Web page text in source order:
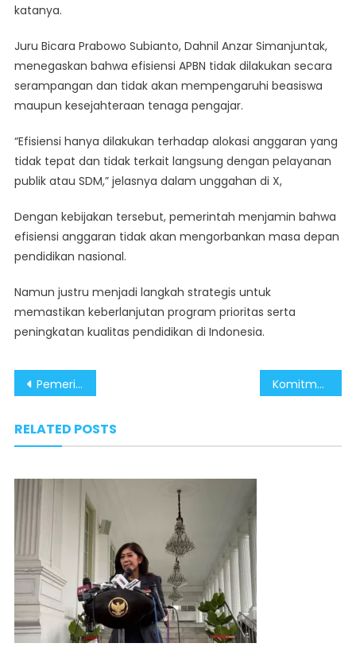
katanya.
Juru Bicara Prabowo Subianto, Dahnil Anzar Simanjuntak,
menegaskan bahwa efisiensi APBN tidak dilakukan secara
serampangan dan tidak akan mempengaruhi beasiswa
maupun kesejahteraan tenaga pengajar.
“Efisiensi hanya dilakukan terhadap alokasi anggaran yang
tidak tepat dan tidak terkait langsung dengan pelayanan
publik atau SDM,” jelasnya dalam unggahan di X,
Dengan kebijakan tersebut, pemerintah menjamin bahwa
efisiensi anggaran tidak akan mengorbankan masa depan
pendidikan nasional.
Namun justru menjadi langkah strategis untuk
memastikan keberlanjutan program prioritas serta
peningkatan kualitas pendidikan di Indonesia.
Post
Pemerintahan Prabowo-Gibran Sinergikan UMKM dengan Startup Teknologi Komitmen Kuat Pemerintah Terhadap Pendidikan, Seimbangkan Efisiensi dan Kualitas
RELATED POSTS